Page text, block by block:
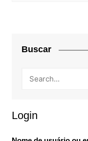
Buscar
Login